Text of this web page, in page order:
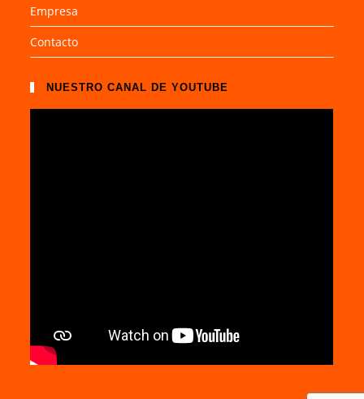
Empresa
Contacto
NUESTRO CANAL DE YOUTUBE